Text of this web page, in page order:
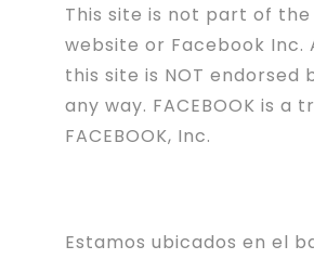
This site is not part of the
website or Facebook Inc.
this site is NOT endorsed
any way. FACEBOOK is a
FACEBOOK, Inc.
Estamos ubicados en el